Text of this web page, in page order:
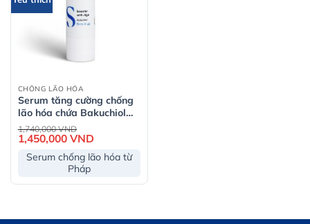
CHỐNG LÃO HÓA
Serum tăng cường chống
lão hóa chứa Bakuchiol
Seasonly Anti-Aging
Booster Serum 10ml
1,740,000VND
gốc
là:
1,740,000 VND.
1,450,000 VNDGiá
tại
là:
Serum chống lão hóa từ
Pháp